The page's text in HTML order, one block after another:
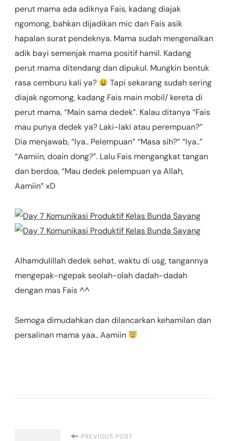
perut mama ada adiknya Fais, kadang diajak
ngomong, bahkan dijadikan mic dan Fais asik
hapalan surat pendeknya. Mama sudah mengenalkan
adik bayi semenjak mama positif hamil. Kadang
perut mama ditendang dan dipukul. Mungkin bentuk
rasa cemburu kali ya?
Tapi sekarang sudah sering
diajak ngomong, kadang Fais main mobil/ kereta di
perut mama, “Main sama dedek”. Kalau ditanya “Fais
mau punya dedek ya? Laki-laki atau perempuan?”
Dia menjawab, “Iya.. Pelempuan” “Masa sih?” “Iya..”
“Aamiin, doain dong?”. Lalu Fais mengangkat tangan
dan berdoa, “Mau dedek pelempuan ya Allah,
Aamiin” xD
Alhamdulillah dedek sehat, waktu di usg, tangannya
mengepak-ngepak seolah-olah dadah-dadah
dengan mas Fais ^^
Semoga dimudahkan dan dilancarkan kehamilan dan
persalinan mama yaa.. Aamiin
PREVIOUS POST